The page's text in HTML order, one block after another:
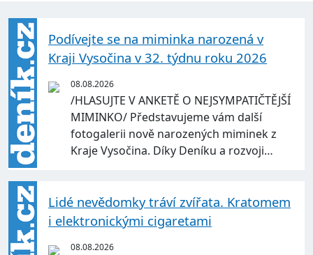
Podívejte se na miminka narozená v
Kraji Vysočina v 32. týdnu roku 2026
08.08.2026
/HLASUJTE V ANKETĚ O NEJSYMPATIČTĚJŠÍ
MIMINKO/ Představujeme vám další
fotogalerii nově narozených miminek z
Kraje Vysočina. Díky Deníku a rozvoji…
Lidé nevědomky tráví zvířata. Kratomem
i elektronickými cigaretami
08.08.2026